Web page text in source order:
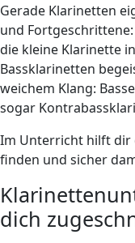
Gerade Klarinetten
und
die kleine Klarinette
Bassklarinetten
weichem Klang:
sogar
Im Unterricht hilft dir
finden und sicher
dich